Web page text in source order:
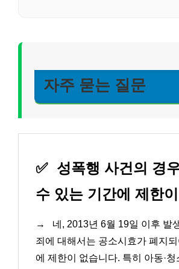
자주 묻는 질문
✅ 성폭행 사건의 경
수 있는 기간에 제한
→
네, 2013년 6월 19일 이후 발
죄에 대해서는 공소시효가 폐지
에 제한이 없습니다. 특히 아동·